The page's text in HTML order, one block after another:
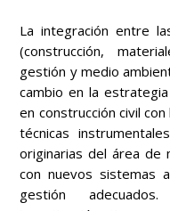
La integración entre
(construcción,
gestión y medio
cambio en la
en construcción civil
técnicas
originarias del área de
con nuevos sistemas
gestión